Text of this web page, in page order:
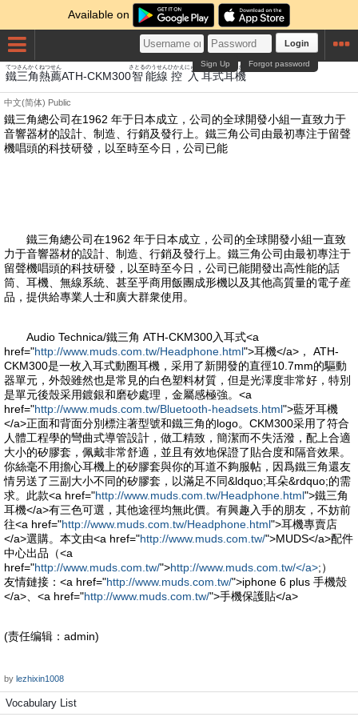
Available on
Login
Forgot password
Sign Up
鐵
てつ
三角
さんかく
熱
ねつ
薦
せん
ATH-CKM300智
さとる
能
のう
線
せん
控
ひかえ
入
にゅう
耳
みみ
式
しき
耳
みみ
機
き
中文(简体) Public
鐵三角總公司在1962 年于日本成立，公司的全球開發小組一直致力于
音響器材的設計、制造、行銷及發行上。鐵三角公司由最初專注于留聲
機唱頭的科技研發，以至時至今日，公司已能
鐵三角總公司在1962 年于日本成立，公司的全球開發小組一直致
力于音響器材的設計、制造、行銷及發行上。鐵三角公司由最初專注于
留聲機唱頭的科技研發，以至時至今日，公司已能開發出高性能的話
筒、耳機、無線系統、甚至乎商用飯團成形機以及其他高質量的電子産
品，提供給專業人士和廣大群衆使用。
Audio Technica/鐵三角 ATH-CKM300入耳式<a
href="http://www.muds.com.tw/Headphone.html">耳機</a>， ATH-
CKM300是一枚入耳式動圈耳機，采用了新開發的直徑10.7mm的驅動
器單元，外殼雖然也是常見的白色塑料材質，但是光澤度非常好，特別
是單元後殼采用鍍銀和磨砂處理，金屬感極強。<a
href="http://www.muds.com.tw/Bluetooth-headsets.html">藍牙耳機
</a>正面和背面分別標注著型號和鐵三角的logo。CKM300采用了符合
人體工程學的彎曲式導管設計，做工精致，簡潔而不失活潑，配上合適
大小的矽膠套，佩戴非常舒適，並且有效地保證了貼合度和隔音效果。
你絲毫不用擔心耳機上的矽膠套與你的耳道不夠服帖，因爲鐵三角還友
情另送了三副大小不同的矽膠套，以滿足不同&ldquo;耳朵&rdquo;的需
求。此款<a href="http://www.muds.com.tw/Headphone.html">鐵三角
耳機</a>有三色可選，其他途徑均無此價。有興趣入手的朋友，不妨前
往<a href="http://www.muds.com.tw/Headphone.html">耳機專賣店
</a>選購。本文由<a href="http://www.muds.com.tw/">MUDS</a>配件
中心出品（<a
href="http://www.muds.com.tw/">http://www.muds.com.tw/</a>;）
友情鏈接：<a href="http://www.muds.com.tw/">iphone 6 plus 手機殼
</a>、<a href="http://www.muds.com.tw/">手機保護貼</a>
(责任编辑：admin)
by lezhixin1008
Vocabulary List